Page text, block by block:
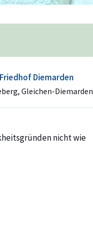
Diemarden
Gleichen-Diemarden
nicht wie